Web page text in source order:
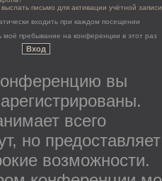
письмо для активации учётной записи
входить при каждом посещении
моё пребывание на конференции в этот раз
вы
всего
но предоставляет
возможности.